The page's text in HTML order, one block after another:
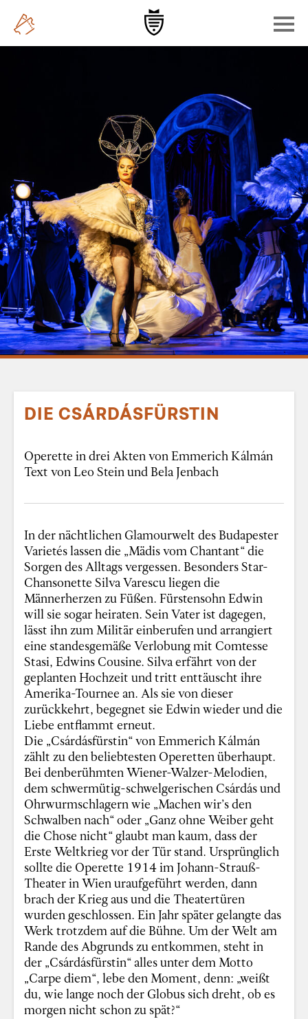
DIE CSÁRDÁSFÜRSTIN
Operette in drei Akten von Emmerich Kálmán
Text von Leo Stein und Bela Jenbach
In der nächtlichen Glamourwelt des Budapester
Varietés lassen die „Mädis vom Chantant“ die
Sorgen des Alltags vergessen. Besonders Star-
Chansonette Silva Varescu liegen die
Männerherzen zu Füßen. Fürstensohn Edwin
will sie sogar heiraten. Sein Vater ist dagegen,
lässt ihn zum Militär einberufen und arrangiert
eine standesgemäße Verlobung mit Comtesse
Stasi, Edwins Cousine. Silva erfährt von der
geplanten Hochzeit und tritt enttäuscht ihre
Amerika-Tournee an. Als sie von dieser
zurückkehrt, begegnet sie Edwin wieder und die
Liebe entflammt erneut.
Die „Csárdásfürstin“ von Emmerich Kálmán
zählt zu den beliebtesten Operetten überhaupt.
Bei denberühmten Wiener-Walzer-Melodien,
dem schwermütig-schwelgerischen Csárdás und
Ohrwurmschlagern wie „Machen wir’s den
Schwalben nach“ oder „Ganz ohne Weiber geht
die Chose nicht“ glaubt man kaum, dass der
Erste Weltkrieg vor der Tür stand. Ursprünglich
sollte die Operette 1914 im Johann-Strauß-
Theater in Wien uraufgeführt werden, dann
brach der Krieg aus und die Theatertüren
wurden geschlossen. Ein Jahr später gelangte das
Werk trotzdem auf die Bühne. Um der Welt am
Rande des Abgrunds zu entkommen, steht in
der „Csárdásfürstin“ alles unter dem Motto
„Carpe diem“, lebe den Moment, denn: „weißt
du, wie lange noch der Globus sich dreht, ob es
morgen nicht schon zu spät?“